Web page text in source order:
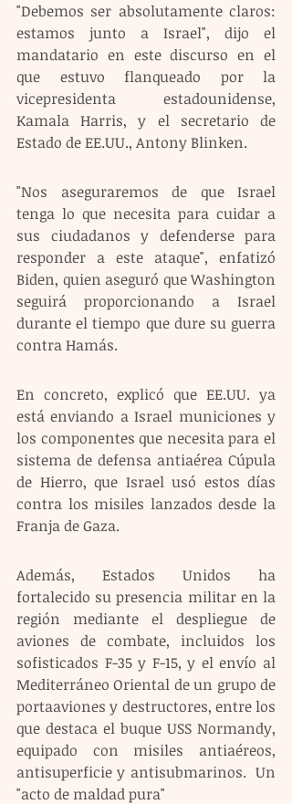
"Debemos ser absolutamente claros:
estamos junto a Israel", dijo el
mandatario en este discurso en el
que estuvo flanqueado por la
vicepresidenta estadounidense,
Kamala Harris, y el secretario de
Estado de EE.UU., Antony Blinken.
"Nos aseguraremos de que Israel
tenga lo que necesita para cuidar a
sus ciudadanos y defenderse para
responder a este ataque", enfatizó
Biden, quien aseguró que Washington
seguirá proporcionando a Israel
durante el tiempo que dure su guerra
contra Hamás.
En concreto, explicó que EE.UU. ya
está enviando a Israel municiones y
los componentes que necesita para el
sistema de defensa antiaérea Cúpula
de Hierro, que Israel usó estos días
contra los misiles lanzados desde la
Franja de Gaza.
Además, Estados Unidos ha
fortalecido su presencia militar en la
región mediante el despliegue de
aviones de combate, incluidos los
sofisticados F-35 y F-15, y el envío al
Mediterráneo Oriental de un grupo de
portaaviones y destructores, entre los
que destaca el buque USS Normandy,
equipado con misiles antiaéreos,
antisuperficie y antisubmarinos.  Un
"acto de maldad pura"